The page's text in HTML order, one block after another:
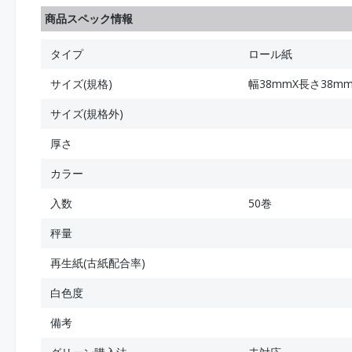
商品スペック情報
タイプ
ロール紙
サイズ(規格)
幅38mmX長さ
サイズ(規格外)
厚さ
カラー
入数
50巻
秤量
再生紙(古紙配合率)
白色度
備考